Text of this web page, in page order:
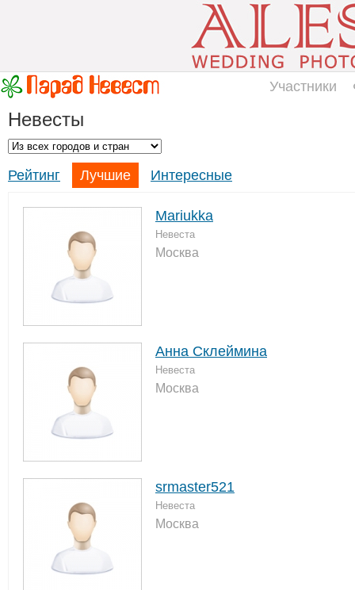
Участники
Невесты
Рейтинг Лучшие Интересные
Mariukka
Невеста
Москва
Анна Склеймина
Невеста
Москва
srmaster521
Невеста
Москва